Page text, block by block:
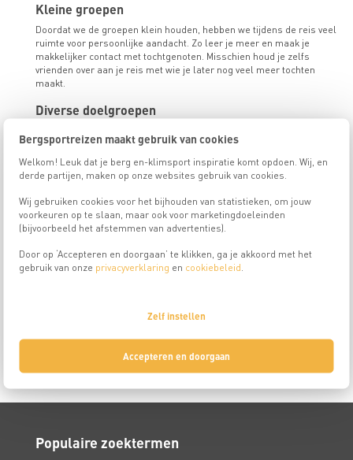
Bergsportreizen maakt gebruik van cookies
Welkom! Leuk dat je berg en-klimsport inspiratie komt opdoen. Wij, en
derde partijen, maken op onze websites gebruik van cookies.
Wij gebruiken cookies voor het bijhouden van statistieken, om jouw
voorkeuren op te slaan, maar ook voor marketingdoeleinden
(bijvoorbeeld het afstemmen van advertenties).
Door op ‘Accepteren en doorgaan’ te klikken, ga je akkoord met het
gebruik van onze privacyverklaring en cookiebeleid
Zelf instellen
Accepteren en doorgaan
Kleine groepen
Doordat we de groepen klein houden, hebben we tijdens de reis veel
ruimte voor persoonlijke aandacht. Zo leer je meer en maak je
makkelijker contact met tochtgenoten. Misschien houd je zelfs
vrienden over aan je reis met wie je later nog veel meer tochten
maakt.
Diverse doelgroepen
in het programma worden aangeboden zijn voor deelnemers van
jaar en ouder . We organiseren daarnaast reizen voor specifieke
doelgroepen zoals:
Gezinnen
14 tot 18 jaar
18-25 jaar
50 -plus
Meer dan 100 jaar specialist in bergsportvakanties
bekende en minder bekende bergbestemmingen. Met feedback en op
onze reizen. Voor de 66.000 NKBV-leden en met uitstekende
recensies is Bergsportreizen de autoriteit op het gebied van klim- en
Populaire zoektermen